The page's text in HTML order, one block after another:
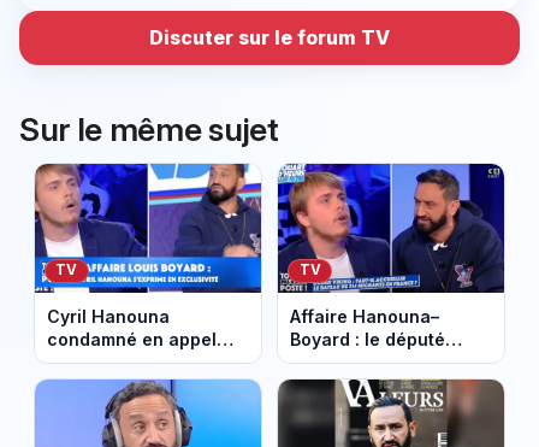
Discuter sur le forum TV
Sur le même sujet
TV
Cyril Hanouna
condamné en appel
après son clash avec
Louis Boyard
TV
Affaire Hanouna–
Boyard : le député
relaxé, la justice
relance le débat